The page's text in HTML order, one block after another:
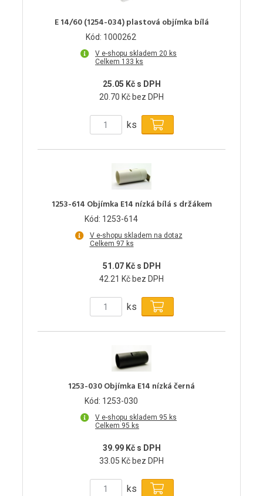
E 14/60 (1254-034) plastová objímka bílá
Kód: 1000262
V e-shopu skladem 20 ks
Celkem 133 ks
25.05 Kč s DPH
20.70 Kč bez DPH
ks
1253-614 Objímka E14 nízká bílá s držákem
Kód: 1253-614
V e-shopu skladem na dotaz
Celkem 97 ks
51.07 Kč s DPH
42.21 Kč bez DPH
ks
1253-030 Objímka E14 nízká černá
Kód: 1253-030
V e-shopu skladem 95 ks
Celkem 95 ks
39.99 Kč s DPH
33.05 Kč bez DPH
ks